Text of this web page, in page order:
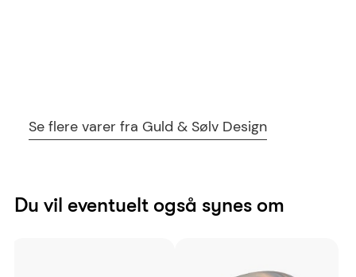
Se flere varer fra Guld & Sølv Design
Du vil eventuelt også synes om